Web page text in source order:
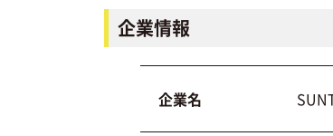
企業情報
企業名